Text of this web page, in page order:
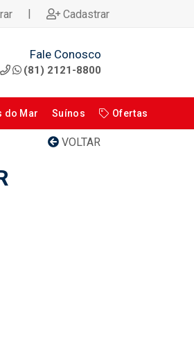
| Cadastrar
Fale Conosco
(81) 2121-8800
do Mar Suínos Ofertas
VOLTAR